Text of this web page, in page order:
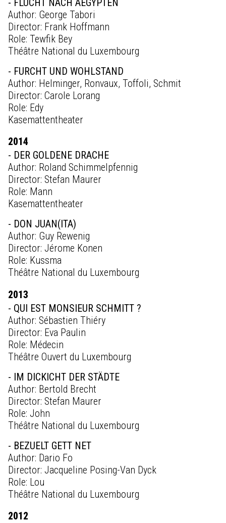
- FLUCHT NACH AEGYPTEN
Author: George Tabori
Director: Frank Hoffmann
Role: Tewfik Bey
Théâtre National du Luxembourg
- FURCHT UND WOHLSTAND
Author: Helminger, Ronvaux, Toffoli, Schmit
Director: Carole Lorang
Role: Edy
Kasemattentheater
2014
- DER GOLDENE DRACHE
Author: Roland Schimmelpfennig
Director: Stefan Maurer
Role: Mann
Kasemattentheater
- DON JUAN(ITA)
Author: Guy Rewenig
Director: Jérome Konen
Role: Kussma
Théâtre National du Luxembourg
2013
- QUI EST MONSIEUR SCHMITT ?
Author: Sébastien Thiéry
Director: Eva Paulin
Role: Médecin
Théâtre Ouvert du Luxembourg
- IM DICKICHT DER STÄDTE
Author: Bertold Brecht
Director: Stefan Maurer
Role: John
Théâtre National du Luxembourg
- BEZUELT GETT NET
Author: Dario Fo
Director: Jacqueline Posing-Van Dyck
Role: Lou
Théâtre National du Luxembourg
2012